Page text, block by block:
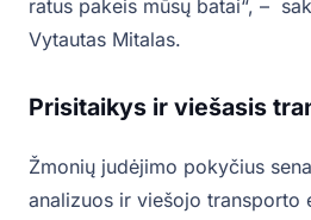
ratus pakeis mūsų batai“, –
Vytautas Mitalas.
Prisitaikys ir viešasis
Žmonių judėjimo pokyčius
analizuos ir viešojo transporto